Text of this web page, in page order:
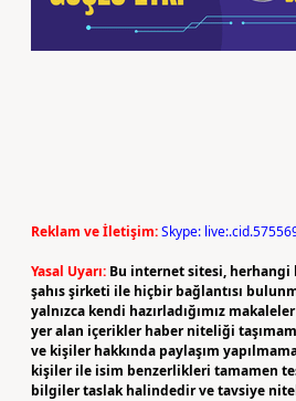
Reklam ve İletişim:Skype:
Yasal Uyarı: Bu internet sitesi, herhangi
şahıs şirketi ile hiçbir bağlantısı
yalnızca kendi hazırladığımız
yer alan içerikler haber niteliği
ve kişiler hakkında paylaşım
kişiler ile isim benzerlikleri tamamen
bilgiler taslak halindedir ve tavsiye